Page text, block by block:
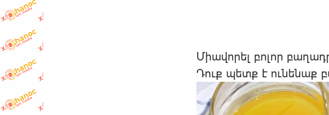
Միավորել բոլոր
Դուք պետք է ունենաք